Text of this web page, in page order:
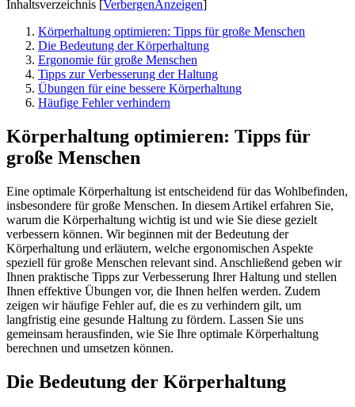
Inhaltsverzeichnis [VerbergenAnzeigen]
Körperhaltung optimieren: Tipps für große Menschen
Die Bedeutung der Körperhaltung
Ergonomie für große Menschen
Tipps zur Verbesserung der Haltung
Übungen für eine bessere Körperhaltung
Häufige Fehler verhindern
Körperhaltung optimieren: Tipps für
große Menschen
Eine optimale Körperhaltung ist entscheidend für das Wohlbefinden,
insbesondere für große Menschen. In diesem Artikel erfahren Sie,
warum die Körperhaltung wichtig ist und wie Sie diese gezielt
verbessern können. Wir beginnen mit der Bedeutung der
Körperhaltung und erläutern, welche ergonomischen Aspekte
speziell für große Menschen relevant sind. Anschließend geben wir
Ihnen praktische Tipps zur Verbesserung Ihrer Haltung und stellen
Ihnen effektive Übungen vor, die Ihnen helfen werden. Zudem
zeigen wir häufige Fehler auf, die es zu verhindern gilt, um
langfristig eine gesunde Haltung zu fördern. Lassen Sie uns
gemeinsam herausfinden, wie Sie Ihre optimale Körperhaltung
berechnen und umsetzen können.
Die Bedeutung der Körperhaltung